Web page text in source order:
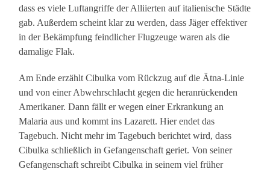
dass es viele Luftangriffe der Alliierten auf italienische Städte
gab. Außerdem scheint klar zu werden, dass Jäger effektiver
in der Bekämpfung feindlicher Flugzeuge waren als die
damalige Flak.
Am Ende erzählt Cibulka vom Rückzug auf die Ätna-Linie
und von einer Abwehrschlacht gegen die heranrückenden
Amerikaner. Dann fällt er wegen einer Erkrankung an
Malaria aus und kommt ins Lazarett. Hier endet das
Tagebuch. Nicht mehr im Tagebuch berichtet wird, dass
Cibulka schließlich in Gefangenschaft geriet. Von seiner
Gefangenschaft schreibt Cibulka in seinem viel früher